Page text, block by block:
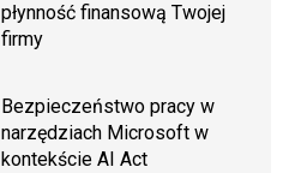
płynność finansową Twojej
firmy
Bezpieczeństwo pracy w
narzędziach Microsoft w
kontekście AI Act